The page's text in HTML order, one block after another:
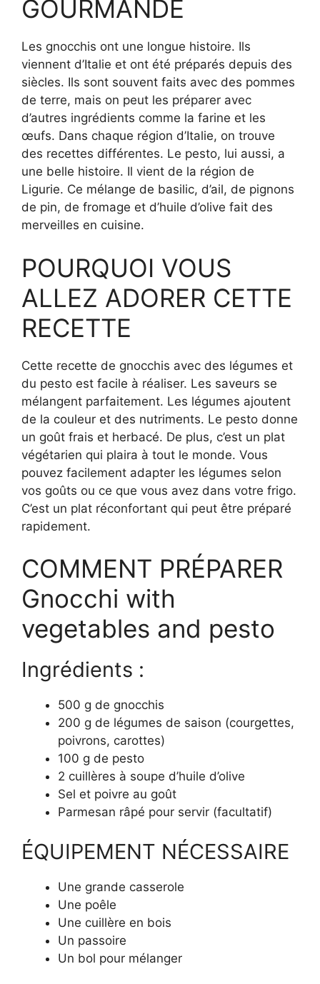
GOURMANDE
Les gnocchis ont une longue histoire. Ils
viennent d’Italie et ont été préparés depuis des
siècles. Ils sont souvent faits avec des pommes
de terre, mais on peut les préparer avec
d’autres ingrédients comme la farine et les
œufs. Dans chaque région d’Italie, on trouve
des recettes différentes. Le pesto, lui aussi, a
une belle histoire. Il vient de la région de
Ligurie. Ce mélange de basilic, d’ail, de pignons
de pin, de fromage et d’huile d’olive fait des
merveilles en cuisine.
POURQUOI VOUS
ALLEZ ADORER CETTE
RECETTE
Cette recette de gnocchis avec des légumes et
du pesto est facile à réaliser. Les saveurs se
mélangent parfaitement. Les légumes ajoutent
de la couleur et des nutriments. Le pesto donne
un goût frais et herbacé. De plus, c’est un plat
végétarien qui plaira à tout le monde. Vous
pouvez facilement adapter les légumes selon
vos goûts ou ce que vous avez dans votre frigo.
C’est un plat réconfortant qui peut être préparé
rapidement.
COMMENT PRÉPARER
Gnocchi with
vegetables and pesto
Ingrédients :
500 g de gnocchis
200 g de légumes de saison (courgettes,
poivrons, carottes)
100 g de pesto
2 cuillères à soupe d’huile d’olive
Sel et poivre au goût
Parmesan râpé pour servir (facultatif)
ÉQUIPEMENT NÉCESSAIRE
Une grande casserole
Une poêle
Une cuillère en bois
Un passoire
Un bol pour mélanger